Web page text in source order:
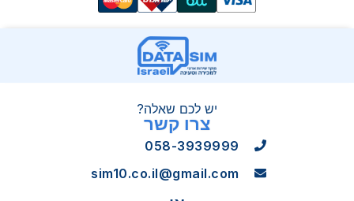
יש לכם שאלה?
צרו קשר
058-3939999
sim10.co.il@gmail.com